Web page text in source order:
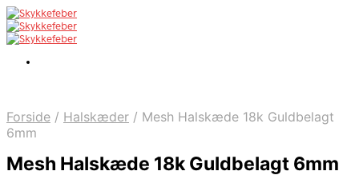
Forside / Halskæder / Mesh Halskæde 18k Guldbelagt
6mm
Mesh Halskæde 18k Guldbelagt 6mm